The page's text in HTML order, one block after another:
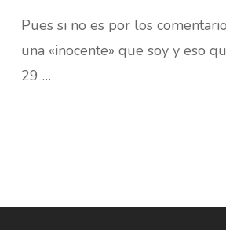
Pues si no es por los
una «inocente» que soy y eso
29 …